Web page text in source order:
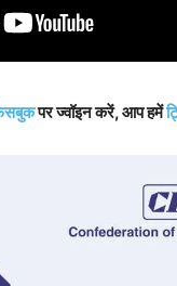
पर ज्वॉइन करें, आप हमें